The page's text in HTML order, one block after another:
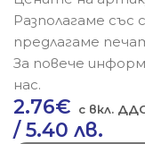
Разполагаме със
предлагаме
За повече
нас.
2.76€
/ 5.40 лв.